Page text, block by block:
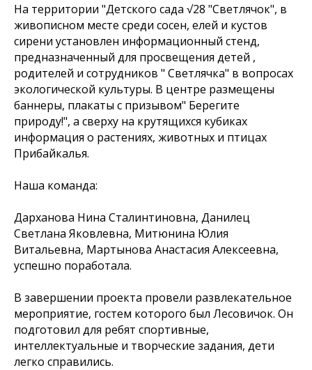
На территории "Детского сада √28 "Светлячок", в
живописном месте среди сосен, елей и кустов
сирени установлен информационный стенд,
предназначенный для просвещения детей ,
родителей и сотрудников " Светлячка" в вопросах
экологической культуры. В центре размещены
баннеры, плакаты с призывом" Берегите
природу!", а сверху на крутящихся кубиках
информация о растениях, животных и птицах
Прибайкалья.
Наша команда:
Дарханова Нина Сталинтиновна, Данилец
Светлана Яковлевна, Митюнина Юлия
Витальевна, Мартынова Анастасия Алексеевна,
успешно поработала.
В завершении проекта провели развлекательное
мероприятие, гостем которого был Лесовичок. Он
подготовил для ребят спортивные,
интеллектуальные и творческие задания, дети
легко справились.